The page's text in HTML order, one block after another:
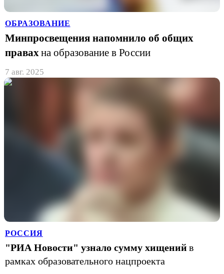
ОБРАЗОВАНИЕ
Минпросвещения напомнило об общих
правах на образование в России
7 авг. 2025
РОССИЯ
"РИА Новости" узнало сумму хищений в
рамках образовательного нацпроекта